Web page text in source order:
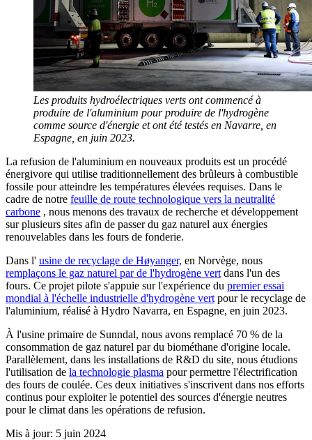
Les produits hydroélectriques verts ont commencé à
produire de l'aluminium pour produire de l'hydrogène
comme source d'énergie et ont été testés en Navarre, en
Espagne, en juin 2023.
La refusion de l'aluminium en nouveaux produits est un procédé
énergivore qui utilise traditionnellement des brûleurs à combustible
fossile pour atteindre les températures élevées requises. Dans le
cadre de notre feuille de route technologique vers la neutralité
carbone , nous menons des travaux de recherche et développement
sur plusieurs sites afin de passer du gaz naturel aux énergies
renouvelables dans les fours de fonderie.
Dans l' usine de recyclage de Høyanger, en Norvège, nous
remplaçons le gaz naturel par de l'hydrogène vert dans l'un des
fours. Ce projet pilote s'appuie sur l'expérience du premier essai
mondial à l'échelle industrielle d'hydrogène vert pour le recyclage de
l'aluminium, réalisé à Hydro Navarra, en Espagne, en juin 2023.
À l'usine primaire de Sunndal, nous avons remplacé 70 % de la
consommation de gaz naturel par du biométhane d'origine locale.
Parallèlement, dans les installations de R&D du site, nous étudions
l'utilisation de la technologie plasma pour permettre l'électrification
des fours de coulée. Ces deux initiatives s'inscrivent dans nos efforts
continus pour exploiter le potentiel des sources d'énergie neutres
pour le climat dans les opérations de refusion.
Mis à jour: 5 juin 2024